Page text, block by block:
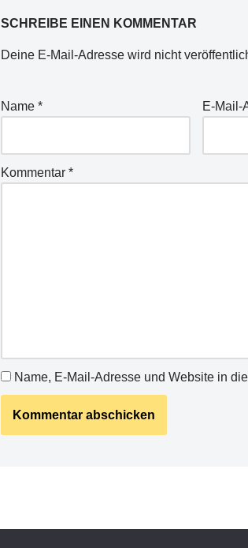
SCHREIBE EINEN KOMMENTAR
Deine E-Mail-Adresse wird nicht
Name* E-Mail-
Kommentar*
Name, E-Mail-Adresse und Website in